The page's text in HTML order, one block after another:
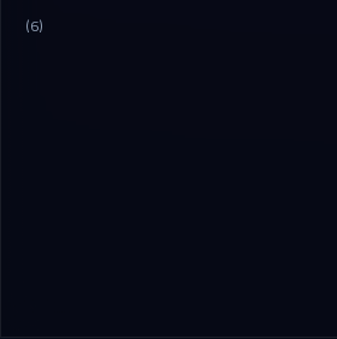
(6)